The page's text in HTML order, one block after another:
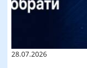
28.07.2026